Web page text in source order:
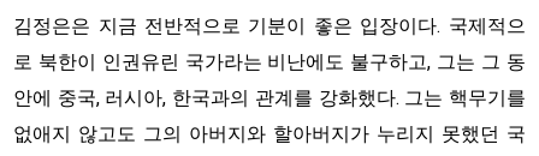
김정은은 지금 전반적으로 기분이 좋은 입장이다. 국제적으
로 북한이 인권유린 국가라는 비난에도 불구하고, 그는 그 동
안에 중국, 러시아, 한국과의 관계를 강화했다. 그는 핵무기를
없애지 않고도 그의 아버지와 할아버지가 누리지 못했던 국